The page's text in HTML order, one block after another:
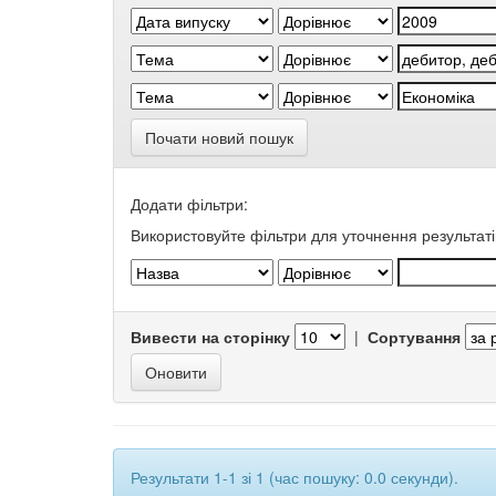
Почати новий пошук
Додати фільтри:
Використовуйте фільтри для уточнення
Вивести на сторінку | Сортування
Результати 1-1 зі 1 (час пошуку: 0.0 секунди).